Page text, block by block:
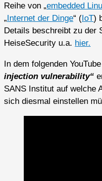
Reihe von „embedded
„Internet der Dinge“ (IoT)
Details beschreibt zu der
HeiseSecurity u.a. hier.
In dem folgenden
injection vulnerability“
SANS Institut auf welche
sich diesmal einstellen